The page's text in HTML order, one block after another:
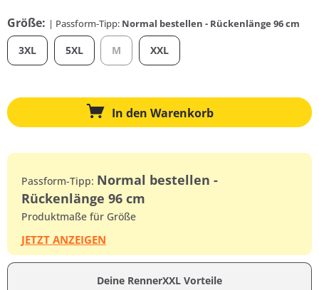
Größe: | Passform-Tipp: Normal bestellen - Rückenlänge 96 cm
3XL 5XL M XXL
In den Warenkorb
Passform-Tipp: Normal bestellen -
Rückenlänge 96 cm
Produktmaße für Größe
JETZT ANZEIGEN
Deine RennerXXL Vorteile